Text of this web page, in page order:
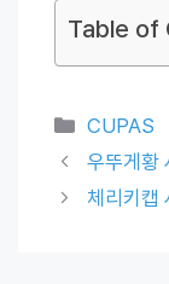
Table of
CUPAS
우뚜게황
체리키캡